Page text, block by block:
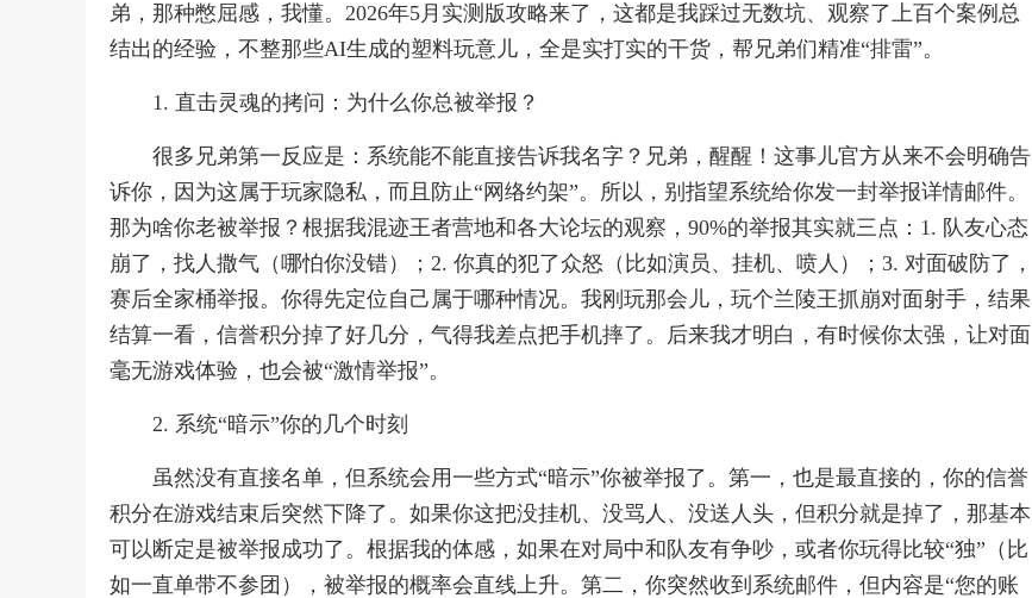
弟，那种憋屈感，我懂。2026年5月实测版攻略来了，这都是我踩过无数坑、观察了上百个案例总
结出的经验，不整那些AI生成的塑料玩意儿，全是实打实的干货，帮兄弟们精准“排雷”。
1. 直击灵魂的拷问：为什么你总被举报？
很多兄弟第一反应是：系统能不能直接告诉我名字？兄弟，醒醒！这事儿官方从来不会明确告
诉你，因为这属于玩家隐私，而且防止“网络约架”。所以，别指望系统给你发一封举报详情邮件。
那为啥你老被举报？根据我混迹王者营地和各大论坛的观察，90%的举报其实就三点：1. 队友心态
崩了，找人撒气（哪怕你没错）；2. 你真的犯了众怒（比如演员、挂机、喷人）；3. 对面破防了，
赛后全家桶举报。你得先定位自己属于哪种情况。我刚玩那会儿，玩个兰陵王抓崩对面射手，结果
结算一看，信誉积分掉了好几分，气得我差点把手机摔了。后来我才明白，有时候你太强，让对面
毫无游戏体验，也会被“激情举报”。
2. 系统“暗示”你的几个时刻
虽然没有直接名单，但系统会用一些方式“暗示”你被举报了。第一，也是最直接的，你的信誉
积分在游戏结束后突然下降了。如果你这把没挂机、没骂人、没送人头，但积分就是掉了，那基本
可以断定是被举报成功了。根据我的体感，如果在对局中和队友有争吵，或者你玩得比较“独”（比
如一直单带不参团），被举报的概率会直线上升。第二，你突然收到系统邮件，但内容是“您的账